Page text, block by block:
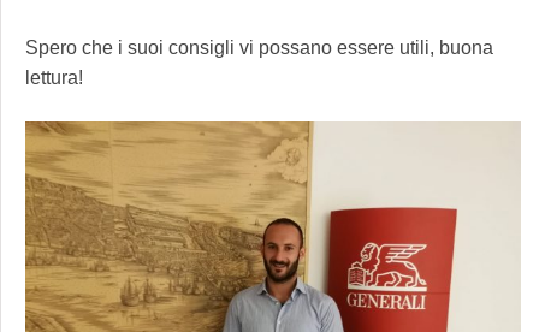
Spero che i suoi consigli vi possano essere utili, buona
lettura!